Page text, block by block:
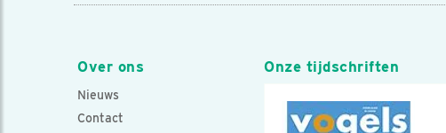
Over ons
Nieuws
Contact
Onze tijdschriften